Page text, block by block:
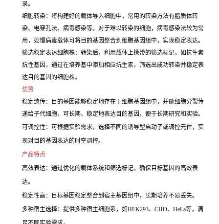
录。
细胞转染：将构建好的载体导入细胞中，常用的转染方法有脂质体转
染、电穿孔法、病毒感染等。对于难以转染的细胞，病毒感染法较为常
用，如慢病毒载体可将目的基因整合到细胞基因组中，实现稳定表达。
筛选稳定表达细胞株：转染后，利用载体上携带的筛选标记，如抗生素
抗性基因，通过在培养基中添加相应抗生素，筛选出成功转染并稳定表
达目的基因的细胞株。
优势
稳定遗传：目的基因能够稳定地存在于细胞基因组中，并随细胞分裂传
递给子代细胞，可长期、稳定地表达目的基因，便于长期研究和实验。
可调控性：可根据实验需求，选择不同的诱导型启动子或调控元件，实
现对目的基因表达的时空调控。
产品特点
高效表达：通过优化的载体系统和筛选标记，确保目标基因的高效表
达。
稳定性高：目标基因稳定整合到宿主基因组中，长期培养不易丢失。
多种宿主选择：提供多种宿主细胞系，如HEK293、CHO、HeLa等，满